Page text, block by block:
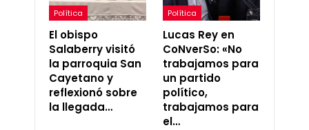
Política
El obispo
Salaberry visitó
la parroquia San
Cayetano y
reflexionó sobre
la llegada…
Política
Lucas Rey en
CoNverSo: «No
trabajamos para
un partido
político,
trabajamos para
el…